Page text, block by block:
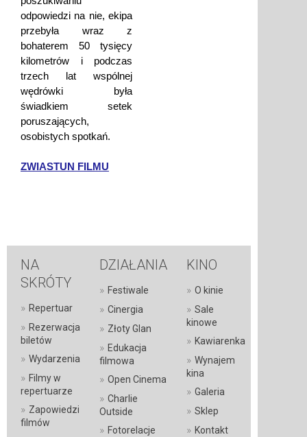
odpowiedzi na nie, ekipa
przebyła wraz z
bohaterem 50 tysięcy
kilometrów i podczas
trzech lat wspólnej
wędrówki była
świadkiem setek
poruszających,
osobistych spotkań.
ZWIASTUN FILMU
NA
SKRÓTY
» Repertuar
» Rezerwacja
biletów
» Wydarzenia
» Filmy w
repertuarze
» Zapowiedzi
filmów
DZIAŁANIA
» Festiwale
» Cinergia
» Złoty Glan
» Edukacja
filmowa
» Open Cinema
» Charlie
Outside
» Fotorelacje
KINO
» O kinie
» Sale
kinowe
» Kawiarenka
» Wynajem
kina
» Galeria
» Sklep
» Kontakt